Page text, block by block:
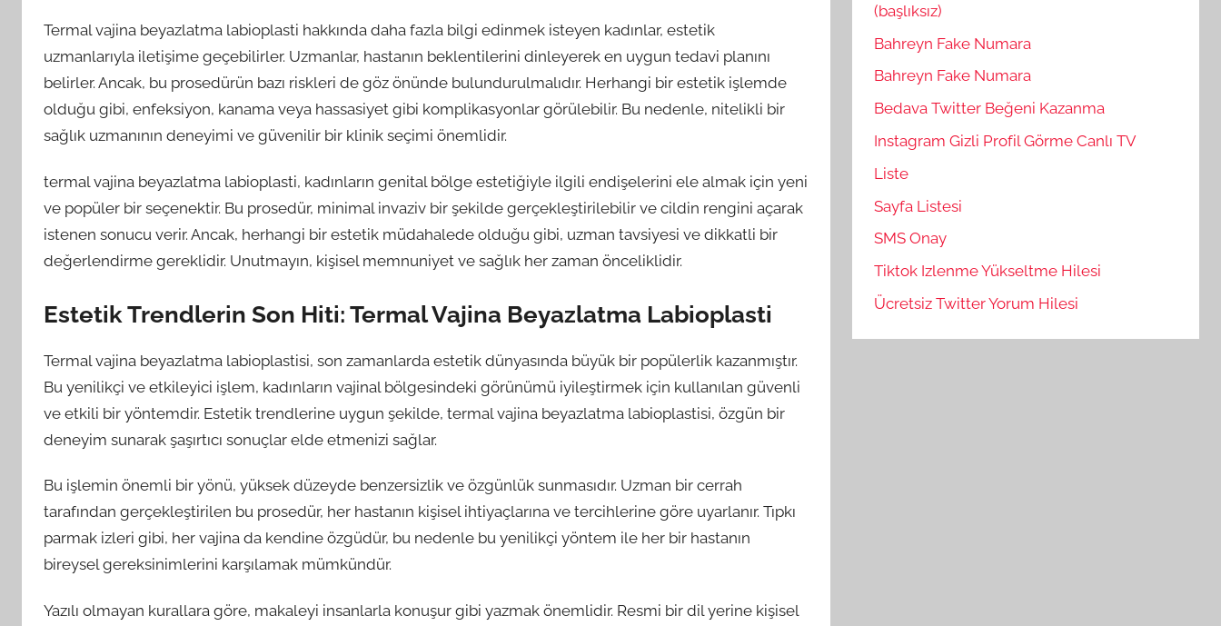
Termal vajina beyazlatma labioplasti hakkında daha fazla bilgi edinmek isteyen kadınlar, estetik
uzmanlarıyla iletişime geçebilirler. Uzmanlar, hastanın beklentilerini dinleyerek en uygun tedavi planını
belirler. Ancak, bu prosedürün bazı riskleri de göz önünde bulundurulmalıdır. Herhangi bir estetik işlemde
olduğu gibi, enfeksiyon, kanama veya hassasiyet gibi komplikasyonlar görülebilir. Bu nedenle, nitelikli bir
sağlık uzmanının deneyimi ve güvenilir bir klinik seçimi önemlidir.
termal vajina beyazlatma labioplasti, kadınların genital bölge estetiğiyle ilgili endişelerini ele almak için yeni
ve popüler bir seçenektir. Bu prosedür, minimal invaziv bir şekilde gerçekleştirilebilir ve cildin rengini açarak
istenen sonucu verir. Ancak, herhangi bir estetik müdahalede olduğu gibi, uzman tavsiyesi ve dikkatli bir
değerlendirme gereklidir. Unutmayın, kişisel memnuniyet ve sağlık her zaman önceliklidir.
Estetik Trendlerin Son Hiti: Termal Vajina Beyazlatma Labioplasti
Termal vajina beyazlatma labioplastisi, son zamanlarda estetik dünyasında büyük bir popülerlik kazanmıştır.
Bu yenilikçi ve etkileyici işlem, kadınların vajinal bölgesindeki görünümü iyileştirmek için kullanılan güvenli
ve etkili bir yöntemdir. Estetik trendlerine uygun şekilde, termal vajina beyazlatma labioplastisi, özgün bir
deneyim sunarak şaşırtıcı sonuçlar elde etmenizi sağlar.
Bu işlemin önemli bir yönü, yüksek düzeyde benzersizlik ve özgünlük sunmasıdır. Uzman bir cerrah
tarafından gerçekleştirilen bu prosedür, her hastanın kişisel ihtiyaçlarına ve tercihlerine göre uyarlanır. Tıpkı
parmak izleri gibi, her vajina da kendine özgüdür, bu nedenle bu yenilikçi yöntem ile her bir hastanın
bireysel gereksinimlerini karşılamak mümkündür.
Yazılı olmayan kurallara göre, makaleyi insanlarla konuşur gibi yazmak önemlidir. Resmi bir dil yerine kişisel
(başlıksız)
Bahreyn Fake Numara
Bahreyn Fake Numara
Bedava Twitter Beğeni Kazanma
Instagram Gizli Profil Görme Canlı TV
Liste
Sayfa Listesi
SMS Onay
Tiktok Izlenme Yükseltme Hilesi
Ücretsiz Twitter Yorum Hilesi